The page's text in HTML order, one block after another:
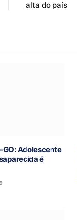
alta do país
GO: Adolescente
é